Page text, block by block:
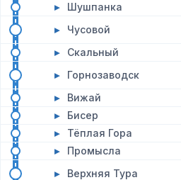
▸ Шушпанка
▸ Чусовой
▸ Скальный
▸ Горнозаводск
▸ Вижай
▸ Бисер
▸ Тёплая Гора
▸ Промысла
▸ Верхняя Тура